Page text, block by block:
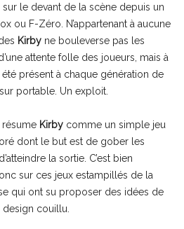
sur le devant de la scène depuis un
ou F-Zéro. N’appartenant à aucune
Kirby ne bouleverse pas les
attente folle des joueurs, mais à
présent à chaque génération de
portable. Un exploit.
résume Kirby comme un simple jeu
dont le but est de gober les
la sortie. C’est bien
sur ces jeux estampillés de la
qui ont su proposer des idées de
couillu.